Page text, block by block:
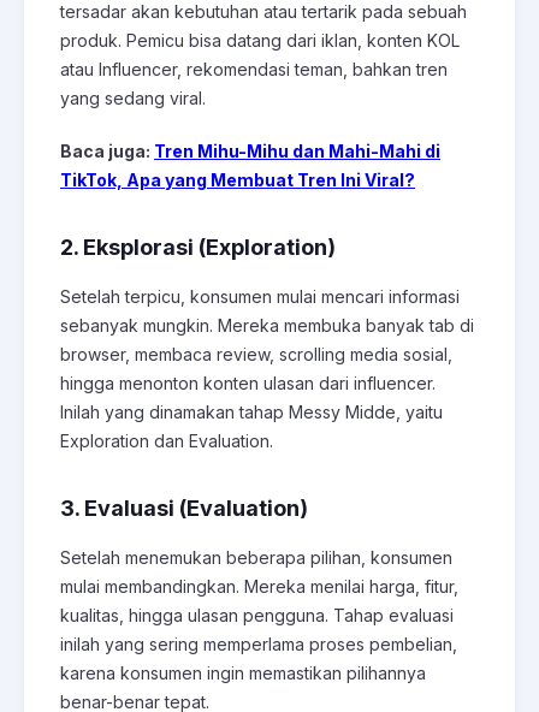
tersadar akan kebutuhan atau tertarik pada sebuah
produk. Pemicu bisa datang dari iklan, konten KOL
atau Influencer, rekomendasi teman, bahkan tren
yang sedang viral.
Baca juga: Tren Mihu-Mihu dan Mahi-Mahi di
TikTok, Apa yang Membuat Tren Ini Viral?
2. Eksplorasi (Exploration)
Setelah terpicu, konsumen mulai mencari informasi
sebanyak mungkin. Mereka membuka banyak tab di
browser, membaca review, scrolling media sosial,
hingga menonton konten ulasan dari influencer.
Inilah yang dinamakan tahap Messy Midde, yaitu
Exploration dan Evaluation.
3. Evaluasi (Evaluation)
Setelah menemukan beberapa pilihan, konsumen
mulai membandingkan. Mereka menilai harga, fitur,
kualitas, hingga ulasan pengguna. Tahap evaluasi
inilah yang sering memperlama proses pembelian,
karena konsumen ingin memastikan pilihannya
benar-benar tepat.